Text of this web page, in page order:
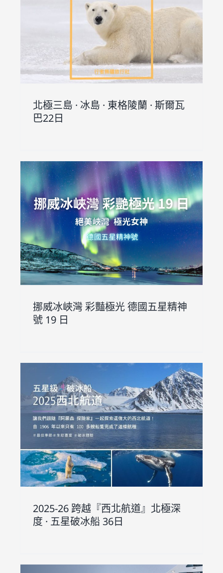
北極三島 · 冰島 · 東格陵蘭 · 斯爾瓦
巴22日
挪威冰峽灣 彩豔極光 德國五星精神
號 19 日
2025-26 跨越『西北航道』北極深
度 · 五星破冰船 36日